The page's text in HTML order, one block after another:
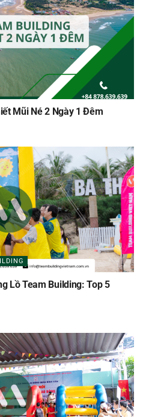
Mũi Né 2 Ngày 1 Đêm
Lồ Team Building: Top 5